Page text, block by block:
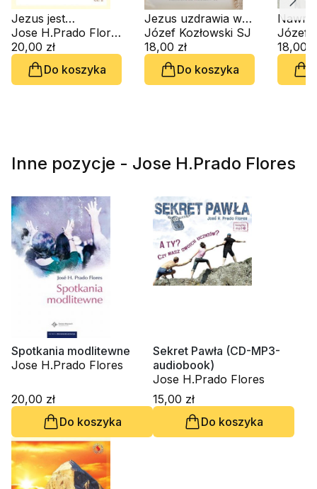
Jezus jest
Mesjaszem
Jose H.Prado Flores, o. Emilien Tardif MSC
20,00 zł
Do koszyka
Jezus uzdrawia w
Eucharystii
Józef Kozłowski SJ
18,00 zł
Do koszyka
żyć
Józef
18,00
Inne pozycje - Jose H.Prado Flores
Spotkania modlitewne
Jose H.Prado Flores
20,00 zł
Do koszyka
Sekret Pawła (CD-MP3-
audiobook)
Jose H.Prado Flores
15,00 zł
Do koszyka